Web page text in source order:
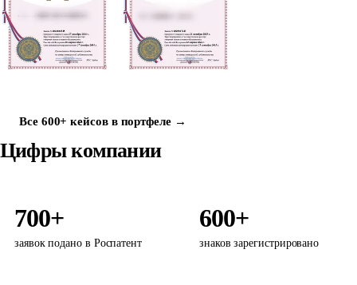
Все 600+ кейсов в портфеле →
Цифры компании
700+
заявок подано в Роспатент
600+
знаков зарегистрировано